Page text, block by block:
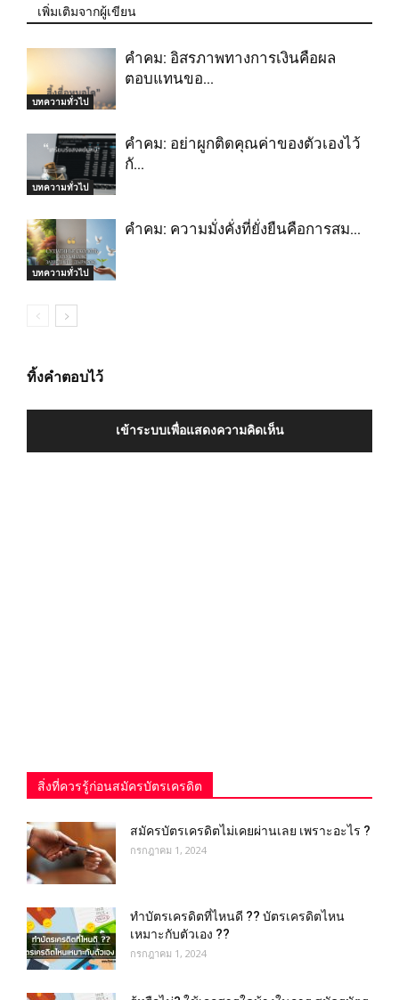
เพิ่มเติมจากผู้เขียน
บทความทั่วไป
คำคม: อิสรภาพทางการเงินคือผล
ตอบแทนขอ…
บทความทั่วไป
คำคม: อย่าผูกติดคุณค่าของตัวเองไว้
กั…
บทความทั่วไป
คำคม: ความมั่งคั่งที่ยั่งยืนคือการสม…
ทิ้งคำตอบไว้
เข้าระบบเพื่อแสดงความคิดเห็น
สิ่งที่ควรรู้ก่อนสมัครบัตรเครดิต
สมัครบัตรเครดิตไม่เคยผ่านเลย เพราะอะไร ?
กรกฎาคม 1, 2024
ทำบัตรเครดิตที่ไหนดี ?? บัตรเครดิตไหน
เหมาะกับตัวเอง ??
กรกฎาคม 1, 2024